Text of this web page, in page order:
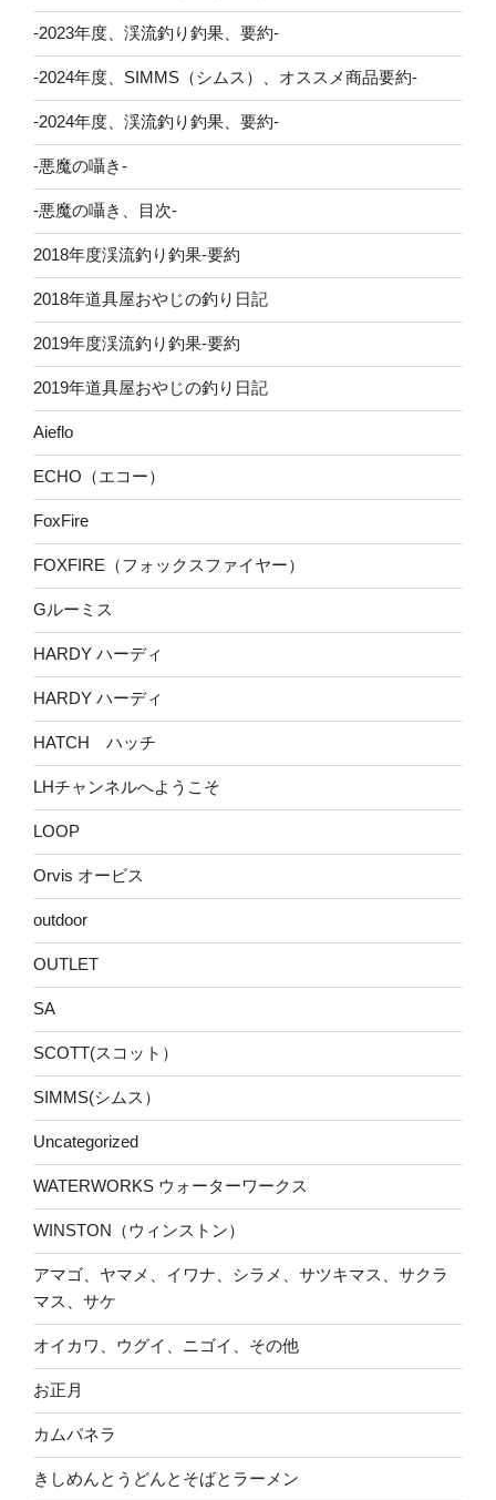
-2023年度、渓流釣り釣果、要約-
-2024年度、SIMMS（シムス）、オススメ商品要約-
-2024年度、渓流釣り釣果、要約-
-悪魔の囁き-
-悪魔の囁き、目次-
2018年度渓流釣り釣果-要約
2018年道具屋おやじの釣り日記
2019年度渓流釣り釣果-要約
2019年道具屋おやじの釣り日記
Aieflo
ECHO（エコー）
FoxFire
FOXFIRE（フォックスファイヤー）
Gルーミス
HARDY ハーディ
HARDY ハーディ
HATCH ハッチ
LHチャンネルへようこそ
LOOP
Orvis オービス
outdoor
OUTLET
SA
SCOTT(スコット）
SIMMS(シムス）
Uncategorized
WATERWORKS ウォーターワークス
WINSTON（ウィンストン）
アマゴ、ヤマメ、イワナ、シラメ、サツキマス、サクラ
マス、サケ
オイカワ、ウグイ、ニゴイ、その他
お正月
カムパネラ
きしめんとうどんとそばとラーメン